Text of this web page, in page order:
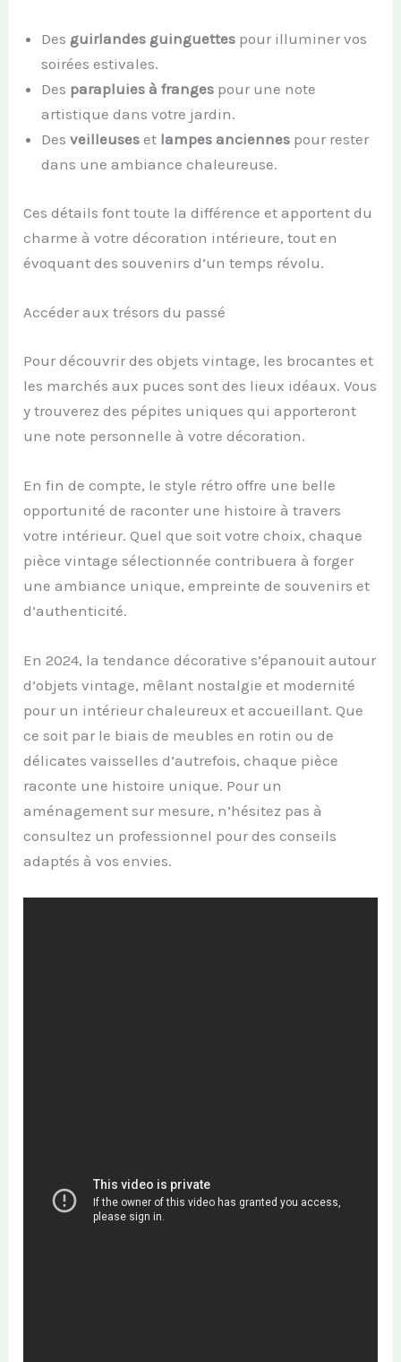
Des guirlandes guinguettes pour illuminer vos
soirées estivales.
Des parapluies à franges pour une note
artistique dans votre jardin.
Desveilleuses et lampes anciennes pour rester
dans une ambiance chaleureuse.
Ces détails font toute la différence et apportent du
charme à votre décoration intérieure, tout en
évoquant des souvenirs d’un temps révolu.
Accéder aux trésors du passé
Pour découvrir des objets vintage, les brocantes et
les marchés aux puces sont des lieux idéaux. Vous
y trouverez des pépites uniques qui apporteront
une note personnelle à votre décoration.
En fin de compte, le style rétro offre une belle
opportunité de raconter une histoire à travers
votre intérieur. Quel que soit votre choix, chaque
pièce vintage sélectionnée contribuera à forger
une ambiance unique, empreinte de souvenirs et
d’authenticité.
En 2024, la tendance décorative s’épanouit autour
d’objets vintage, mêlant nostalgie et modernité
pour un intérieur chaleureux et accueillant. Que
ce soit par le biais de meubles en rotin ou de
délicates vaisselles d’autrefois, chaque pièce
raconte une histoire unique. Pour un
aménagement sur mesure, n’hésitez pas à
consultez un professionnel pour des conseils
adaptés à vos envies.